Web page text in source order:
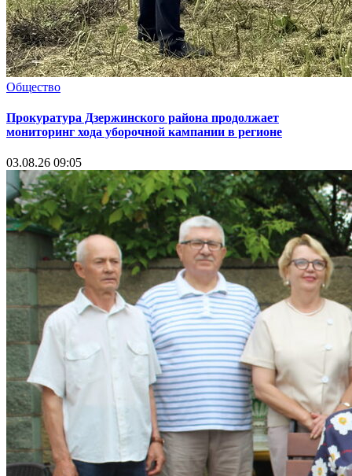
Общество
Прокуратура Дзержинского района продолжает
мониторинг хода уборочной кампании в регионе
03.08.26 09:05